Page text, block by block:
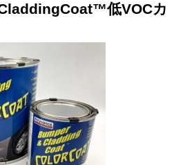
低VOCカ